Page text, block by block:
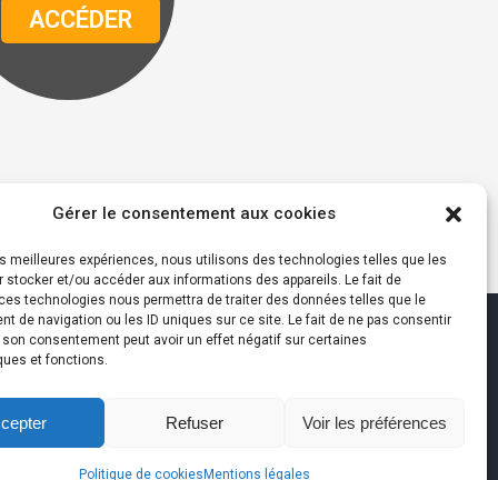
Gérer le consentement aux cookies
meilleures expériences, nous utilisons des technologies telles que les
stocker et/ou accéder aux informations des appareils. Le fait de
technologies nous permettra de traiter des données telles que le
de navigation ou les ID uniques sur ce site. Le fait de ne pas consentir
son consentement peut avoir un effet négatif sur certaines
et fonctions.
Refuser Voir les préférences
Politique de cookies Mentions légales
ACCÉDER
de confidentialité|Contact